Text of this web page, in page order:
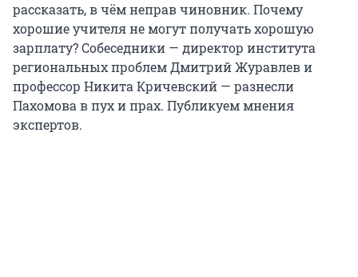
рассказать, в чём неправ чиновник. Почему
хорошие учителя не могут получать хорошую
зарплату? Собеседники — директор института
региональных проблем Дмитрий Журавлев и
профессор Никита Кричевский — разнесли
Пахомова в пух и прах. Публикуем мнения
экспертов.